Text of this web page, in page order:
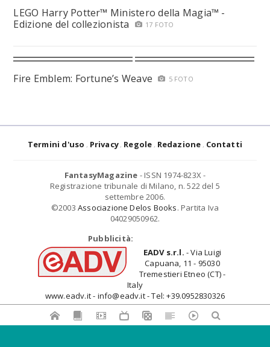
LEGO Harry Potter™ Ministero della Magia™ -
Edizione del collezionista
17 FOTO
Fire Emblem: Fortune’s Weave 5 FOTO
Termini d'uso Privacy Regole Redazione Contatti
FantasyMagazine - ISSN 1974-823X -
Registrazione tribunale di Milano, n. 522 del 5
settembre 2006.
©2003 Associazione Delos Books. Partita Iva
04029050962.
Pubblicità:
EADV s.r.l. - Via Luigi
Capuana, 11 - 95030
Tremestieri Etneo (CT) -
Italy
www.eadv.it - info@eadv.it - Tel: +39.0952830326